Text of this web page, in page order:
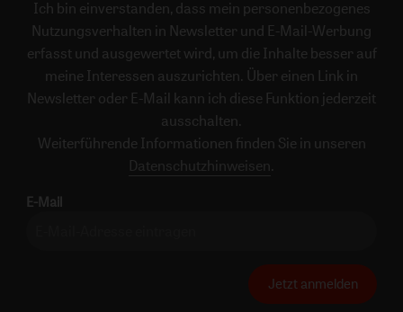
Ich bin einverstanden, dass mein personenbezogenes
Nutzungsverhalten in Newsletter und E-Mail-Werbung
erfasst und ausgewertet wird, um die Inhalte besser auf
meine Interessen auszurichten. Über einen Link in
Newsletter oder E-Mail kann ich diese Funktion jederzeit
ausschalten.
Weiterführende Informationen finden Sie in unseren
Datenschutzhinweisen .
E-Mail
Jetzt anmelden